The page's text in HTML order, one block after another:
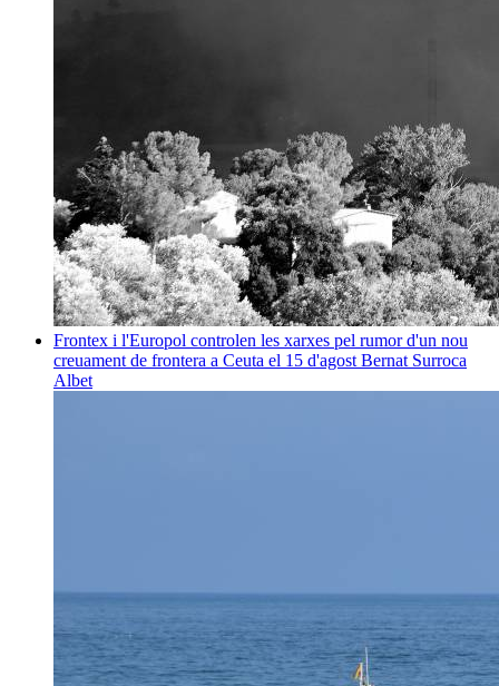
Frontex i l'Europol controlen les xarxes pel rumor d'un nou
creuament de frontera a Ceuta el 15 d'agost Bernat Surroca
Albet